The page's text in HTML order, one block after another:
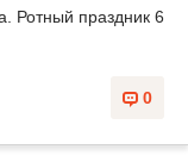
Ротный праздник 6
0